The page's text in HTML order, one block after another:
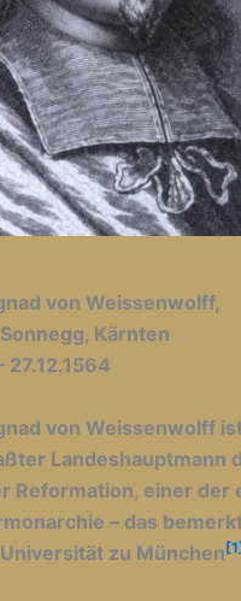
von Weissenwolff,
Kärnten
27.12.1564
von Weissenwolff
Landeshauptmann
Reformation, einer
– das
zu München